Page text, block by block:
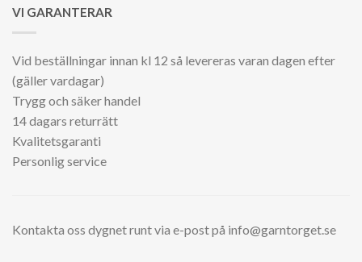
VI GARANTERAR
Vid beställningar innan kl 12 så levereras varan dagen efter
(gäller vardagar)
Trygg och säker handel
14 dagars returrätt
Kvalitetsgaranti
Personlig service
Kontakta oss dygnet runt via e-post på info@garntorget.se